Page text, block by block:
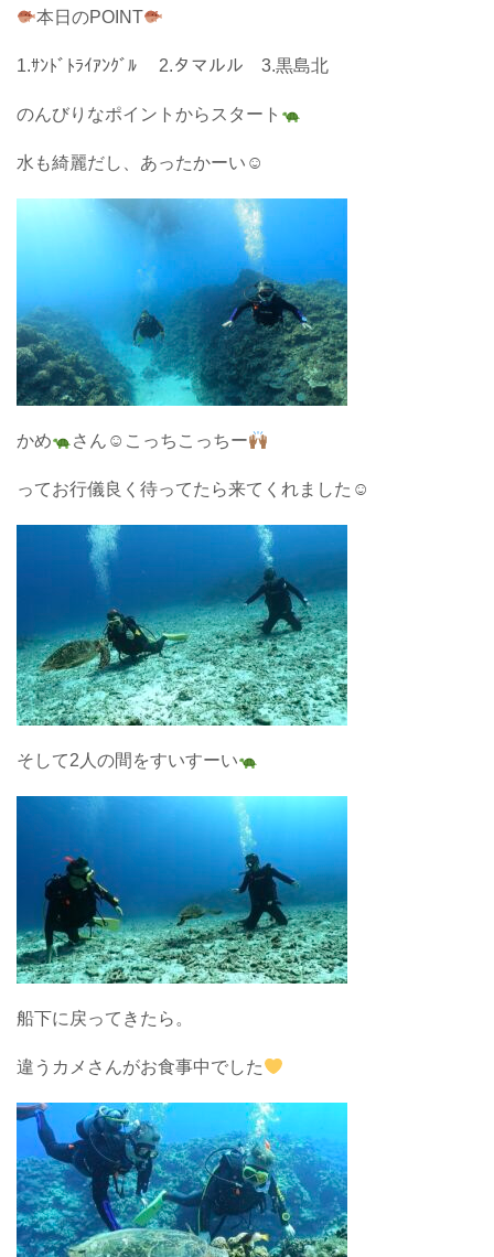
本日のPOINT
1.ｻﾝﾄﾞﾄﾗｲｱﾝｸﾞﾙ 2.タマルル 3.黒島北
のんびりなポイントからスタート
水も綺麗だし、あったかーい☺︎
かめ さん☺︎こっちこっちー
ってお行儀良く待ってたら来てくれました☺︎
そして2人の間をすいすーい
船下に戻ってきたら。
違うカメさんがお食事中でした